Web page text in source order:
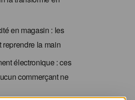
en magasin : les
la main
électronique : ces
commerçant ne